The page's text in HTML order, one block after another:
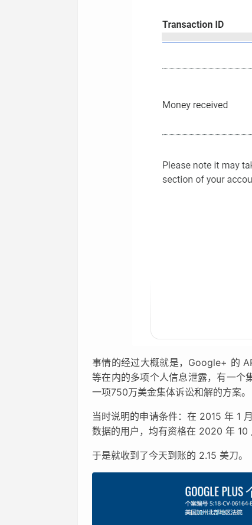
事情的经过大概就是，Google+ 的
等在内的多项个人信息泄露，有一
一项750万美金集体诉讼和解的方案。
当时说明的申请条件：在 2015 年 1
数据的用户，均有资格在 2020 年 10
于是就收到了今天到账的 2.15 美刀。